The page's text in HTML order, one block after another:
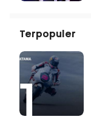
Terpopuler